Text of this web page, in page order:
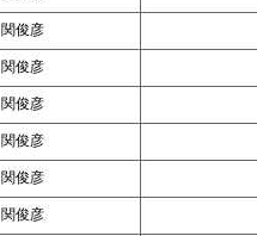
関俊彦
関俊彦
関俊彦
関俊彦
関俊彦
関俊彦